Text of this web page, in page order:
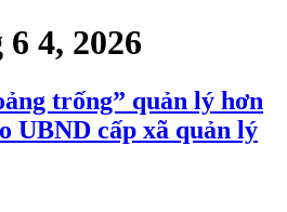
4, 2026
trống” quản lý hơn
UBND cấp xã quản lý